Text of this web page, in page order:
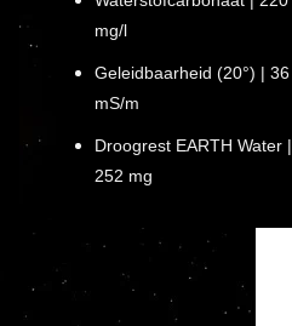
mg/l
Geleidbaarheid (20°) | 36
mS/m
Droogrest EARTH Water |
252 mg